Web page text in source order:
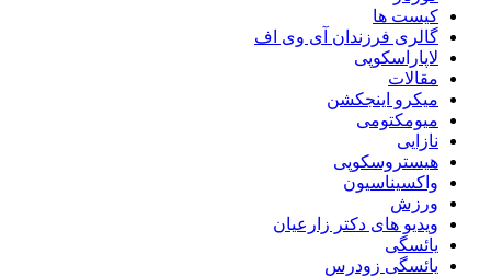
کیست ها
گالری فرزندان آی وی اف
لاپاراسکوپی
مقالات
میکرو اینجکشن
میومکتومی
نازایی
هیستروسکوپی
واکسیناسیون
ورزش
ویدیو های دکتر زارعیان
یائسگی
یائسگی زودرس